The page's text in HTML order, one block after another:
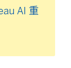
AI 重